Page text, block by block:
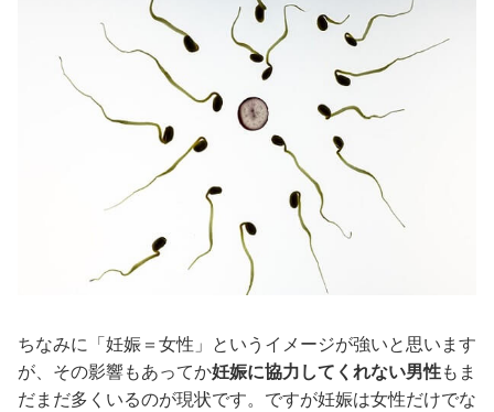
ちなみに「妊娠＝女性」というイメージが強いと思います
が、その影響もあってか妊娠に協力してくれない男性もま
だまだ多くいるのが現状です。ですが妊娠は女性だけでな